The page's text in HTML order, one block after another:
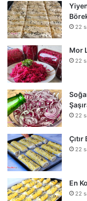
22
Mor
22
22
22
En
22